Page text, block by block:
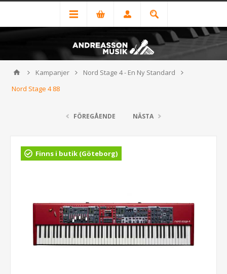
Kampanjer
Nord Stage 4 - En Ny Standard
Nord Stage 4 88
FÖREGÅENDE NÄSTA
Finns i butik (Göteborg)